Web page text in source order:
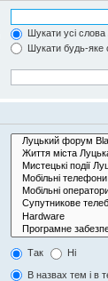
Шукати усі
Шукати будь-яке
Так Ні
В назвах тем і в